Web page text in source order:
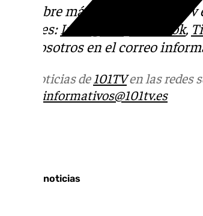
Descubre más noticias de
sociales: Instagram Facebook,
con nosotros en el correo
Más noticias de 101TVen las redes
informativos@101tv.es
Últimas noticias